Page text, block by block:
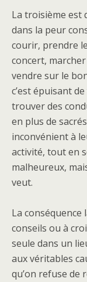
La troisième est
dans la peur
courir, prendre
concert,
vendre sur le
c’est épuisant
trouver des
en plus de
inconvénient à
activité, tout en
malheureux,
veut.
La conséquence
conseils ou à
seule dans un
aux véritables
qu’on refuse de